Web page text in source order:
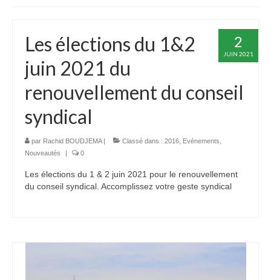
Avantages du métier de chauffeur de Taxi ?
Livret d’Accueil Formation Devenir Taxi
Formation à la mobilité : Changez de
Formation Passerelle
Calendrier de Formation : Lancez votre année
vers la réussite !
2
JUIN 2021
Les élections du 1&2
juin 2021 du
renouvellement du conseil
syndical
par Rachid BOUDJEMA| Classé dans : 2016 Evénements
Nouveautés
| 0
Les élections du 1 & 2 juin 2021 pour le renouvellement
du conseil syndical. Accomplissez votre geste syndical